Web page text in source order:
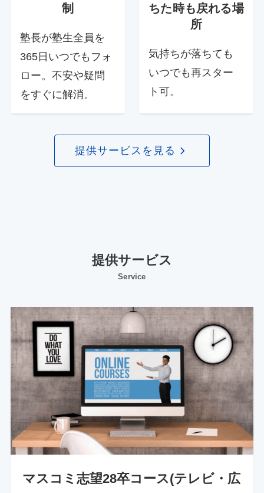
制
塾長が塾生全員を
365日いつでもフォ
ロー。不安や疑問
をすぐに解消。
ちた時も戻れる場
所
気持ちが落ちても
いつでも再スター
ト可。
提供サービスを見る
提供サービス
Service
マスコミ志望28卒コース(テレビ・広